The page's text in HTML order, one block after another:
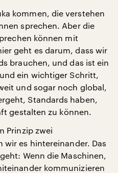
kommen, die verstehen
sprechen. Aber die
können mit
geht es darum, dass wir
brauchen, und das ist ein
ein wichtiger Schritt,
und sogar noch global,
Standards haben,
gestalten zu können.
Prinzip zwei
wir es hintereinander. Das
Wenn die Maschinen,
kommunizieren